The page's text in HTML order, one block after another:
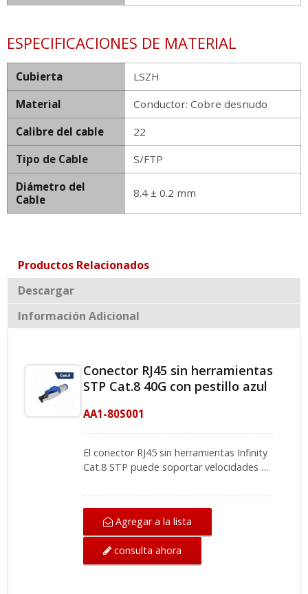
ESPECIFICACIONES DE MATERIAL
Cubierta
LSZH
Material
Conductor: Cobre desnudo
Calibre del cable
22
Tipo de Cable
S/FTP
Diámetro del
Cable
8.4 ± 0.2 mm
Productos Relacionados
Descargar
Información Adicional
Conector RJ45 sin herramientas
STP Cat.8 40G con pestillo azul
AA1-80S001
El conector RJ45 sin herramientas Infinity
Cat.8 STP puede soportar velocidades de
efectivo para preparar su red de alto
rendimiento para el futuro y es
compatible hacia atrás con el
componente del cable de parche Cat.6A.
Con un diseño sin herramientas, ayuda
enormemente a la eficiencia de los
Agregar a la lista
consulta ahora